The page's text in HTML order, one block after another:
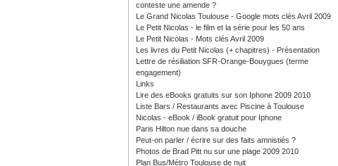
conteste une amende ?
Le Grand Nicolas Toulouse - Google mots clés Avril 2009
Le Petit Nicolas - le film et la série pour les 50 ans
Le Petit Nicolas - Mots clés Avril 2009
Les livres du Petit Nicolas (+ chapitres) - Présentation
Lettre de résiliation SFR-Orange-Bouygues (terme
engagement)
Links
Lire des eBooks gratuits sur son Iphone 2009 2010
Liste Bars / Restaurants avec Piscine à Toulouse
Nicolas - eBook / iBook gratuit pour Iphone
Paris Hilton nue dans sa douche
Peut-on parler / écrire sur des faits amnistiés ?
Photos de Brad Pitt nu sur une plage 2009 2010
Plan Bus/Métro Toulouse de nuit